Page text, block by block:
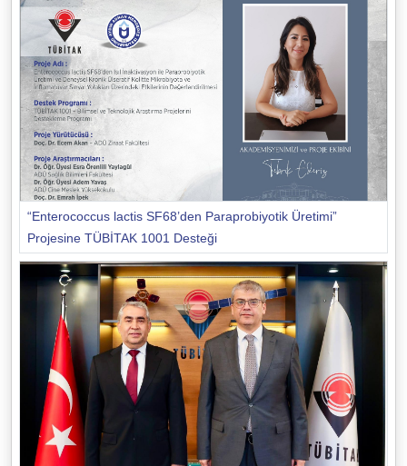
“Enterococcus lactis SF68’den Paraprobiyotik Üretimi”
Projesine TÜBİTAK 1001 Desteği